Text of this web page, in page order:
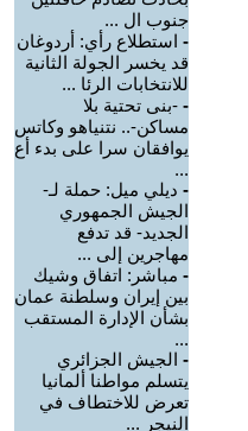
جنوب ال ...
- استطلاع رأي: أردوغان
قد يخسر الجولة الثانية
للانتخابات الرئا ...
- -بنى تحتية بلا
مساكن-.. نتنياهو وكاتس
يوافقان سرا على بدء أع
...
- ديلي ميل: حملة لـ-
الجيش الجمهوري
الجديد- قد تدفع
مهاجرين إلى ...
- مباشر: اتفاق وشيك
بين إيران وسلطنة عمان
بشأن الإدارة المستقب
...
- الجيش الجزائري
يتسلم مواطنا ألمانيا
تعرض للاختطاف في
النيجر ...